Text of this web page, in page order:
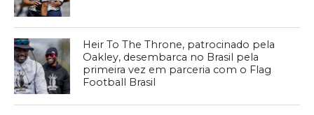
Heir To The Throne, patrocinado pela
Oakley, desembarca no Brasil pela
primeira vez em parceria com o Flag
Football Brasil